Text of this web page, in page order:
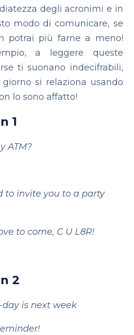
degli acronimi e in
modo di comunicare, se
potrai più farne a meno!
a leggere queste
ti suonano indecifrabili,
si relaziona usando
lo sono affatto!
1
ATM?
to invite you to a party
to come, C U L8R!
2
day is next week